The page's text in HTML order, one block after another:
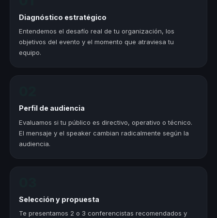
Diagnóstico estratégico
Entendemos el desafío real de tu organización, los
objetivos del evento y el momento que atraviesa tu
equipo.
Perfil de audiencia
Evaluamos si tu público es directivo, operativo o técnico.
El mensaje y el speaker cambian radicalmente según la
audiencia.
Selección y propuesta
Te presentamos 2 o 3 conferencistas recomendados y